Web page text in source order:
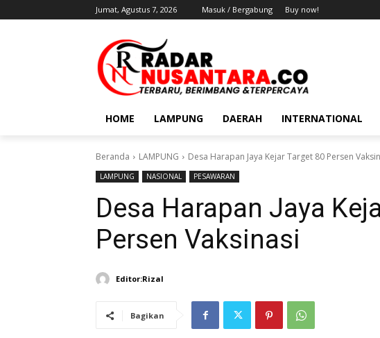
Jumat, Agustus 7, 2026 Masuk / Bergabung Buy now!
HOME LAMPUNG DAERAH INTERNATIONAL
Beranda LAMPUNG Desa Harapan Jaya Kejar Target 80 Persen
LAMPUNG NASIONAL PESAWARAN
Desa Harapan Jaya
Persen Vaksinasi
Editor:Rizal
Bagikan